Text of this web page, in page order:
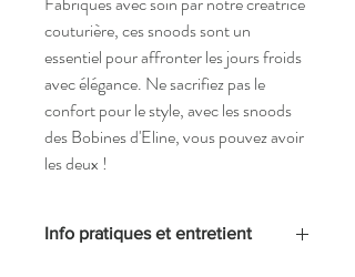
couturière, ces snoods sont un
essentiel pour affronter les jours froids
avec élégance. Ne sacrifiez pas le
confort pour le style, avec les snoods
des Bobines d'Eline, vous pouvez avoir
les deux !
Info pratiques et entretient